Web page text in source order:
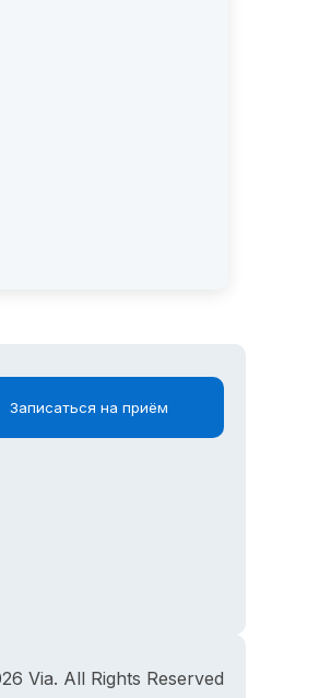
Записаться на приём
Via. All Rights Reserved